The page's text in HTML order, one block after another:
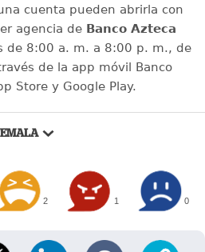
cuenta pueden abrirla con
agencia de Banco Azteca
de 8:00 a. m. a 8:00 p. m., de
de la app móvil Banco
Store y Google Play.
2 1 0